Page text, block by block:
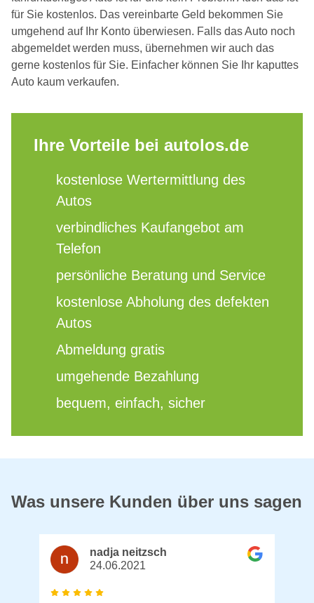
für Sie kostenlos. Das vereinbarte Geld bekommen Sie
umgehend auf Ihr Konto überwiesen. Falls das Auto noch
abgemeldet werden muss, übernehmen wir auch das
gerne kostenlos für Sie. Einfacher können Sie Ihr kaputtes
Auto kaum verkaufen.
Ihre Vorteile bei autolos.de
kostenlose Wertermittlung des
Autos
verbindliches Kaufangebot am
Telefon
persönliche Beratung und Service
kostenlose Abholung des defekten
Autos
Abmeldung gratis
umgehende Bezahlung
bequem, einfach, sicher
Was unsere Kunden über uns sagen
nadja neitzsch
24.06.2021